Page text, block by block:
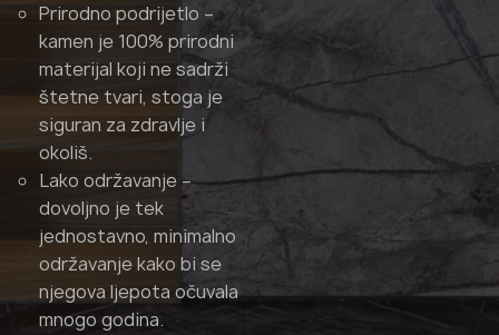
Prirodno podrijetlo –
kamen je 100% prirodni
materijal koji ne sadrži
štetne tvari, stoga je
siguran za zdravlje i
okoliš.
Lako održavanje –
dovoljno je tek
jednostavno, minimalno
održavanje kako bi se
njegova ljepota očuvala
mnogo godina.